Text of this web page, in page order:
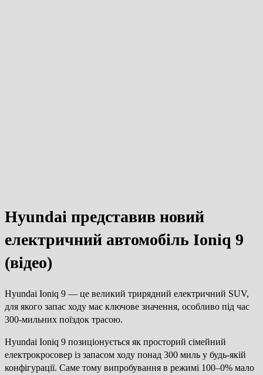
Hyundai представив новий
електричний автомобіль Ioniq 9
(відео)
Hyundai Ioniq 9 — це великий трирядний електричний SUV,
для якого запас ходу має ключове значення, особливо під час
300-мильних поїздок трасою.
Hyundai Ioniq 9 позиціонується як просторий сімейний
електрокросовер із запасом ходу понад 300 миль у будь-якій
конфігурації. Саме тому випробування в режимі 100–0% мало